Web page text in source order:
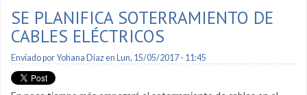
SE PLANIFICA SOTERRAMIENTO DE
CABLES ELÉCTRICOS
Enviado porYohana Diazen Lun, 15/05/2017 - 11:45